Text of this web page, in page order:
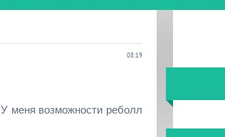
08:19
меня возможности реболл